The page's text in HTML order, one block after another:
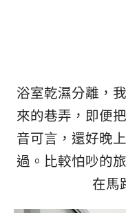
浴室乾濕分離，
來的巷弄，即便
音可言，還好晚
過。比較怕吵的
在馬